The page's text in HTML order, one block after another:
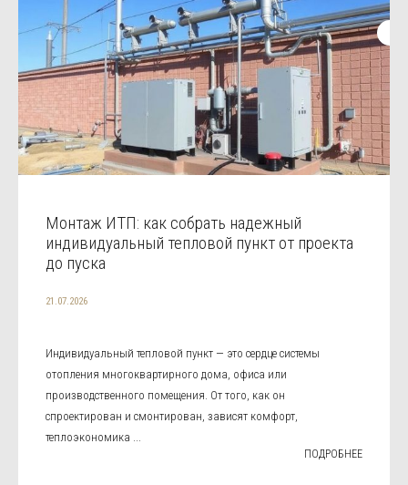
Монтаж ИТП: как собрать надежный
индивидуальный тепловой пункт от проекта
до пуска
21.07.2026
Индивидуальный тепловой пункт — это сердце системы
отопления многоквартирного дома, офиса или
производственного помещения. От того, как он
спроектирован и смонтирован, зависят комфорт,
теплоэкономика ...
ПОДРОБНЕЕ